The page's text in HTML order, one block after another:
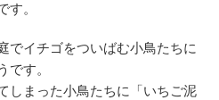
す。
でイチゴをついばむ小鳥たちに
です。
しまった小鳥たちに「いちご泥